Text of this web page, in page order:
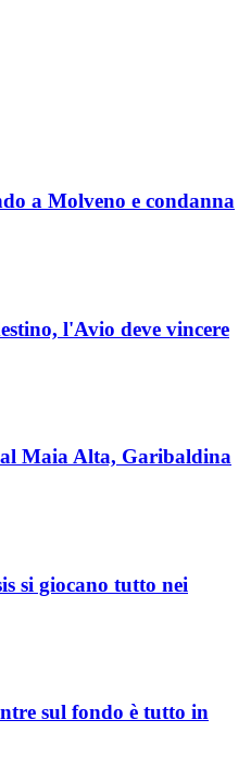
a Molveno e condanna
l'Avio deve vincere
Maia Alta, Garibaldina
si giocano tutto nei
sul fondo è tutto in